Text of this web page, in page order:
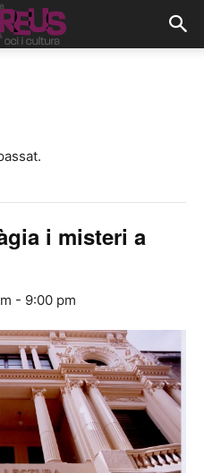
i misteri a
- 9:00 pm